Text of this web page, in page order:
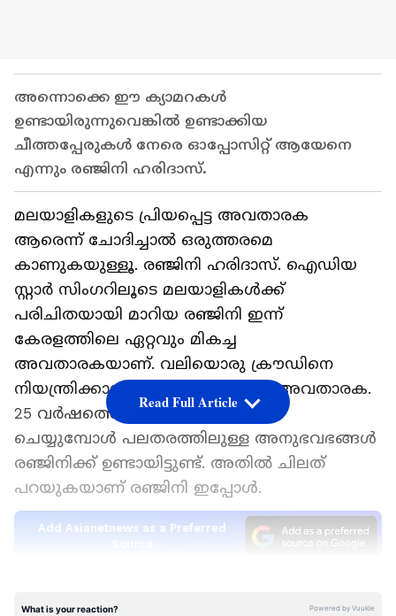
അന്നൊക്കെ ഈ ക്യാമറകൾ
ഉണ്ടായിരുന്നുവെങ്കിൽ ഉണ്ടാക്കിയ
ചീത്തപ്പേരുകൾ നേരെ ഓപ്പോസിറ്റ് ആയേനെ
എന്നും രഞ്ജിനി ഹരിദാസ്.
മലയാളികളുടെ പ്രിയപ്പെട്ട അവതാരക
ആരെന്ന് ചോദിച്ചാൽ ഒരുത്തരമെ
കാണുകയുള്ളൂ. രഞ്ജിനി ഹരിദാസ്. ഐഡിയ
സ്റ്റാർ സിം​ഗറിലൂടെ മലയാളികൾക്ക്
പരിചിതയായി മാറിയ രഞ്ജിനി ഇന്ന്
കേരളത്തിലെ ഏറ്റവും മികച്ച
അവതാരകയാണ്. വലിയൊരു ക്രൗഡിനെ
നിയന്ത്രിക്കാൻ പറ്റുന്ന മികച്ചൊരു അവതാരക.
25 വർഷത്തെ കരിയറിൽ ഷോകൾ
ചെയ്യുമ്പോൾ പലതരത്തിലുള്ള അനുഭവഭങ്ങൾ
രഞ്ജിനിക്ക് ഉണ്ടായിട്ടുണ്ട്. അതിൽ ചിലത്
പറയുകയാണ് രഞ്ജിനി ഇപ്പോൾ.
Add Asianetnews as a Preferred
രഞ്ജിനി ഹരിദാസിന്റെ വാക്കുകൾ ഇങ്ങനെ
Read Full Article